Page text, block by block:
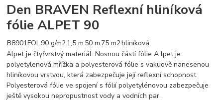
Den BRAVEN Reflexní hliníková
fólie ALPET 90
B8901FOL90 g/m21,5 m 50 m 75 m2hliníková
Alpet je čtyřvrstvý materiál. Nosnou částí fólie A lpet je
polyetylenová mřížka a polyesterová fólie s vakuově nanesenou
hliníkovou vrstvou, která zabezpečuje její reflexní schopnost.
Polyesterová fólie ve spojení s fólií polyetylénovou zabezpečuje
ještě vysokou nepropustnost vody a vodních par.